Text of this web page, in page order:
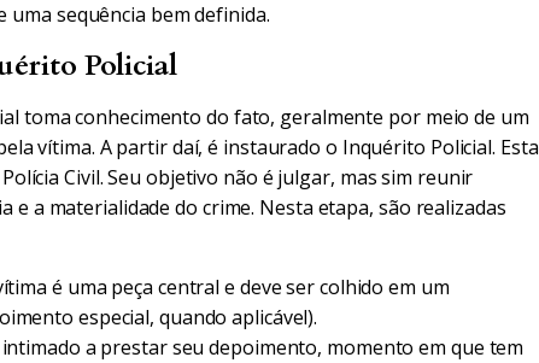
sequência bem definida.
Policial
toma conhecimento do fato, geralmente por meio de um
vítima. A partir daí, é instaurado o Inquérito Policial. Esta
Civil. Seu objetivo não é julgar, mas sim reunir
a materialidade do crime. Nesta etapa, são realizadas
é uma peça central e deve ser colhido em um
especial, quando aplicável).
a prestar seu depoimento, momento em que tem